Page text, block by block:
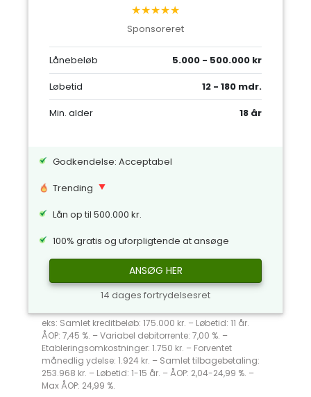
★★★★★
Sponsoreret
Lånebeløb
5.000 - 500.000 kr
Løbetid
12 - 180 mdr.
Min. alder
18 år
Godkendelse: Acceptabel
Trending
Lån op til 500.000 kr.
100% gratis og uforpligtende at ansøge
ANSØG HER
14 dages fortrydelsesret
eks: Samlet kreditbeløb: 175.000 kr. – Løbetid: 11 år.
ÅOP: 7,45 %. – Variabel debitorrente: 7,00 %. –
Etableringsomkostninger: 1.750 kr. – Forventet
månedlig ydelse: 1.924 kr. – Samlet tilbagebetaling:
253.968 kr. – Løbetid: 1-15 år. – ÅOP: 2,04-24,99 %. –
Max ÅOP: 24,99 %.